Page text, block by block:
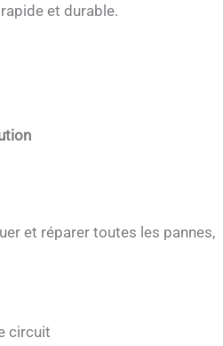
et durable.
et réparer toutes les pannes,
circuit